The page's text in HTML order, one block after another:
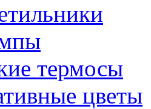
термосы
цветы